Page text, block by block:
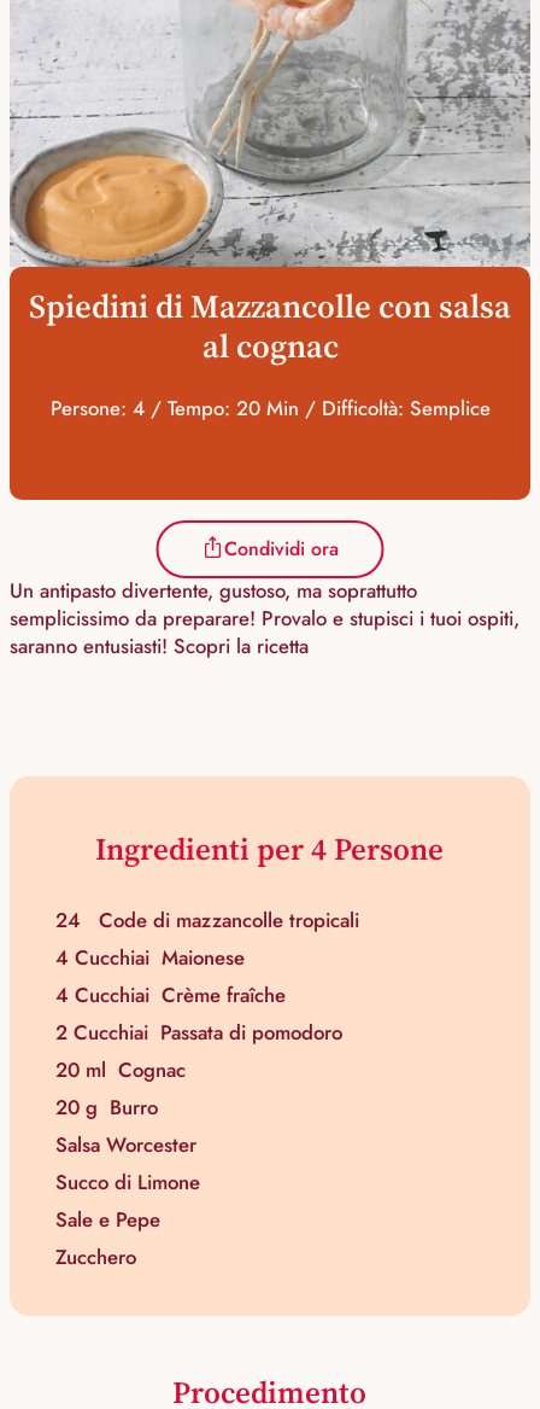
Spiedini di Mazzancolle con salsa
al cognac
Persone: 4 / Tempo: 20 Min / Difficoltà: Semplice
Condividi ora
Un antipasto divertente, gustoso, ma soprattutto
semplicissimo da preparare! Provalo e stupisci i tuoi ospiti,
saranno entusiasti! Scopri la ricetta
Ingredienti per 4 Persone
24
Code di mazzancolle tropicali
4 Cucchiai Maionese
4 Cucchiai Crème fraîche
2 Cucchiai Passata di pomodoro
20 ml Cognac
20 g Burro
Salsa Worcester
Succo di Limone
Sale e Pepe
Zucchero
Procedimento